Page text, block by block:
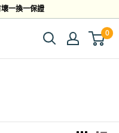
一換一保證
0